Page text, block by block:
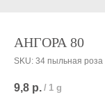
АНГОРА 80
SKU: 34 пыльная роза
9,8 р. / 1 g